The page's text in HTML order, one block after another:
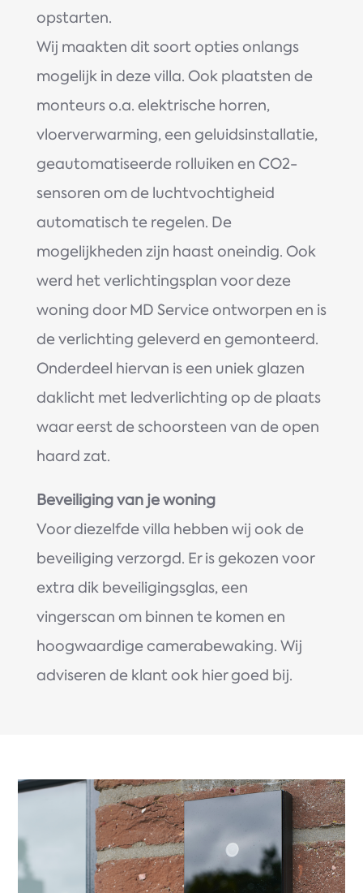
opstarten.
Wij maakten dit soort opties onlangs
mogelijk in deze villa. Ook plaatsten de
monteurs o.a. elektrische horren,
vloerverwarming, een geluidsinstallatie,
geautomatiseerde rolluiken en CO2-
sensoren om de luchtvochtigheid
automatisch te regelen. De
mogelijkheden zijn haast oneindig. Ook
werd het verlichtingsplan voor deze
woning door MD Service ontworpen en is
de verlichting geleverd en gemonteerd.
Onderdeel hiervan is een uniek glazen
daklicht met ledverlichting op de plaats
waar eerst de schoorsteen van de open
haard zat.
Beveiliging van je woning
Voor diezelfde villa hebben wij ook de
beveiliging verzorgd. Er is gekozen voor
extra dik beveiligingsglas, een
vingerscan om binnen te komen en
hoogwaardige camerabewaking. Wij
adviseren de klant ook hier goed bij.